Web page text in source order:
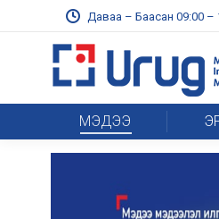
Даваа – Баасан 09:00 –
МЭДЭЭ